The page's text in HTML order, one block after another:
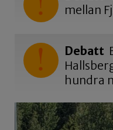
mellan
Debatt
hundra